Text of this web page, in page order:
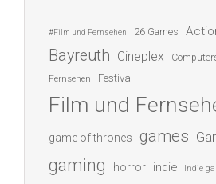
#Film und Fernsehen 26 Games
Bayreuth Cineplex
Fernsehen Festival
Film und
game of thrones games
gaming horror indie Indie